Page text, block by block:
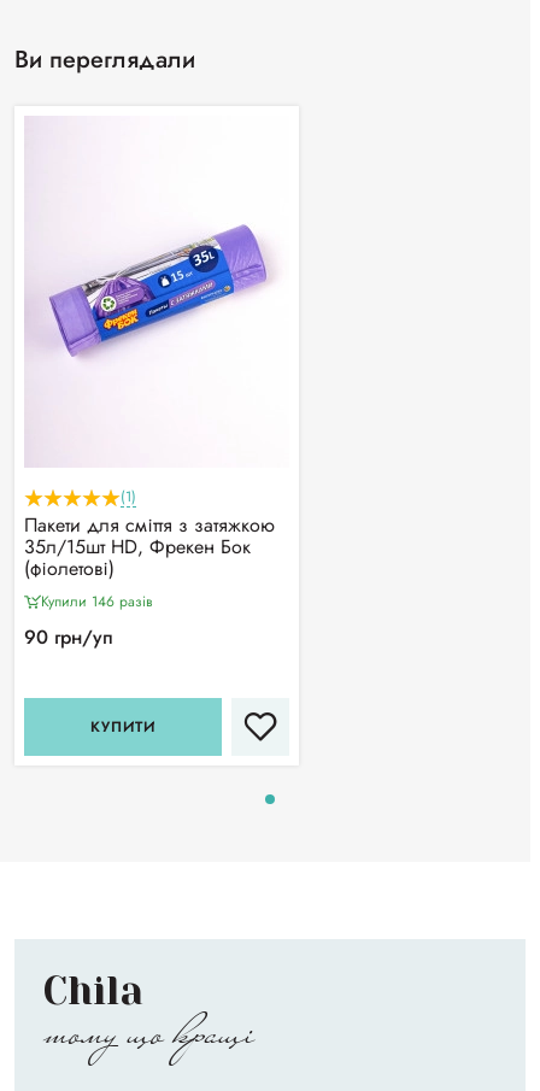
Ви переглядали
(1)
Пакети для сміття з затяжкою
35л/15шт HD, Фрекен Бок
(фіолетові)
Купили 146 разiв
90 грн/уп
КУПИТИ
Chila
тому що кращі